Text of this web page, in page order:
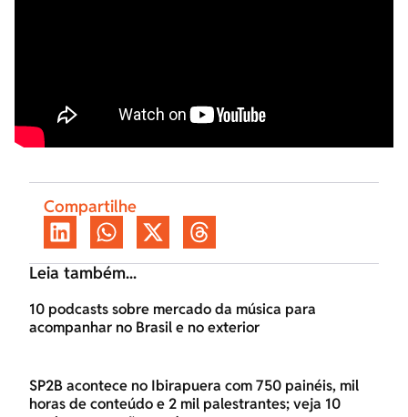
Compartilhe
Leia também...
10 podcasts sobre mercado da música para
acompanhar no Brasil e no exterior
SP2B acontece no Ibirapuera com 750 painéis, mil
horas de conteúdo e 2 mil palestrantes; veja 10